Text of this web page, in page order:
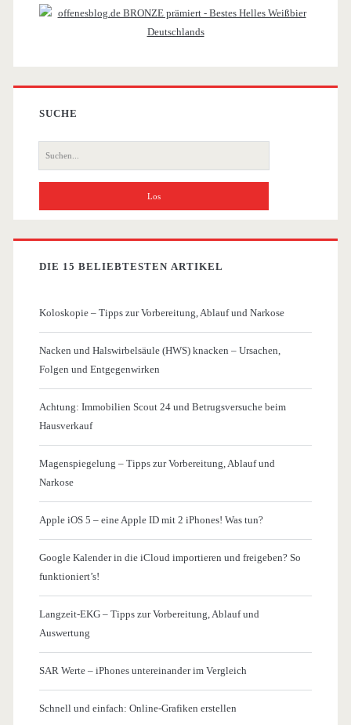
SUCHE
Suche
nach:
DIE 15 BELIEBTESTEN ARTIKEL
Koloskopie – Tipps zur Vorbereitung, Ablauf und Narkose
Nacken und Halswirbelsäule (HWS) knacken – Ursachen,
Folgen und Entgegenwirken
Achtung: Immobilien Scout 24 und Betrugsversuche beim
Hausverkauf
Magenspiegelung – Tipps zur Vorbereitung, Ablauf und
Narkose
Apple iOS 5 – eine Apple ID mit 2 iPhones! Was tun?
Google Kalender in die iCloud importieren und freigeben? So
funktioniert’s!
Langzeit-EKG – Tipps zur Vorbereitung, Ablauf und
Auswertung
SAR Werte – iPhones untereinander im Vergleich
Schnell und einfach: Online-Grafiken erstellen